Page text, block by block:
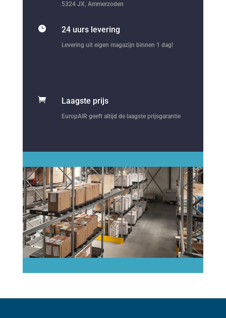
5324 JX, Ammerzoden
 24 uurs levering
Levering uit eigen magazijn binnen 1 dag!
 Laagste prijs
EuropAIR geeft altijd de laagste prijsgarantie